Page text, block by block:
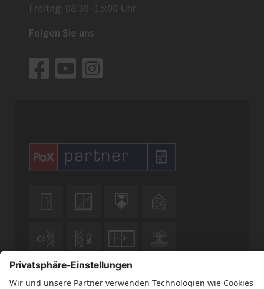
Freitag: 08:30–15:00 Uhr
Folgen Sie uns
  
   
 